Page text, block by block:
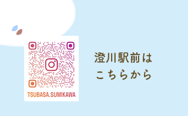
​澄川駅前は
​こちらから